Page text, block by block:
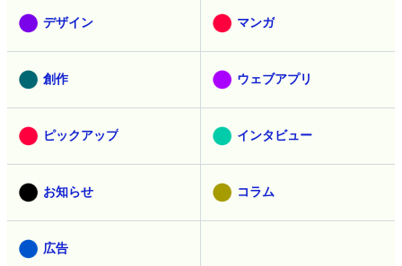
デザイン マンガ
創作 ウェブアプリ
ピックアップ インタビュー
お知らせ コラム
広告